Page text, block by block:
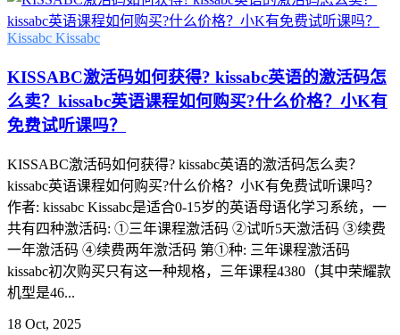
Kissabc Kissabc
KISSABC激活码如何获得? kissabc英语的激活码怎
么卖？kissabc英语课程如何购买?什么价格？小K有
免费试听课吗？
KISSABC激活码如何获得? kissabc英语的激活码怎么卖？
kissabc英语课程如何购买?什么价格？小K有免费试听课吗？
作者: kissabc Kissabc是适合0-15岁的英语母语化学习系统，一
共有四种激活码: ①三年课程激活码 ②试听5天激活码 ③续费
一年激活码 ④续费两年激活码 第①种: 三年课程激活码
kissabc初次购买只有这一种规格，三年课程4380（其中荣耀款
机型是46...
18 Oct, 2025